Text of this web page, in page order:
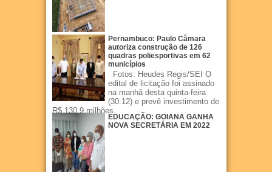
Pernambuco: Paulo Câmara
autoriza construção de 126
quadras poliesportivas em 62
municípios
Fotos: Heudes Regis/SEI O
edital de licitação foi assinado
na manhã desta quinta-feira
(30.12) e prevê investimento de
R$ 130,9 milhões.
EDUCAÇÃO: GOIANA GANHA
NOVA SECRETÁRIA EM 2022